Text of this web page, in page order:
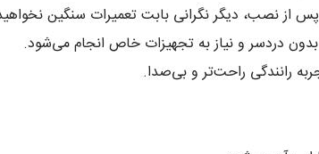
از نصب، دیگر نگرانی بابت تعمیرات سنگین
دردسر و نیاز به تجهیزات خاص انجام می‌شود.
رانندگی راحت‌تر و بی‌صدا.